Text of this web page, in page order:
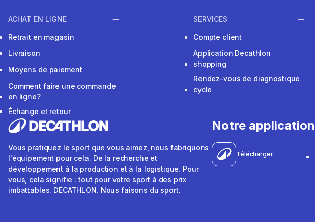
ACHAT EN LIGNE
Retrait en magasin
Livraison
Moyens de paiement
Comment faire une commande
en ligne?
Échange et retour
SERVICES
Compte client
Application Decathlon
shopping
Rendez-vous de diagnostique
cycle
Vous pratiquez le sport que vous aimez, nous fabriquons
l'équipement pour cela. De la recherche et
développement à la production et à la logistique. Pour
vous, cela signifie : tout pour votre sport à des prix
imbattables. DÉCATHLON. Nous faisons du sport.
Notre application
Télécharger